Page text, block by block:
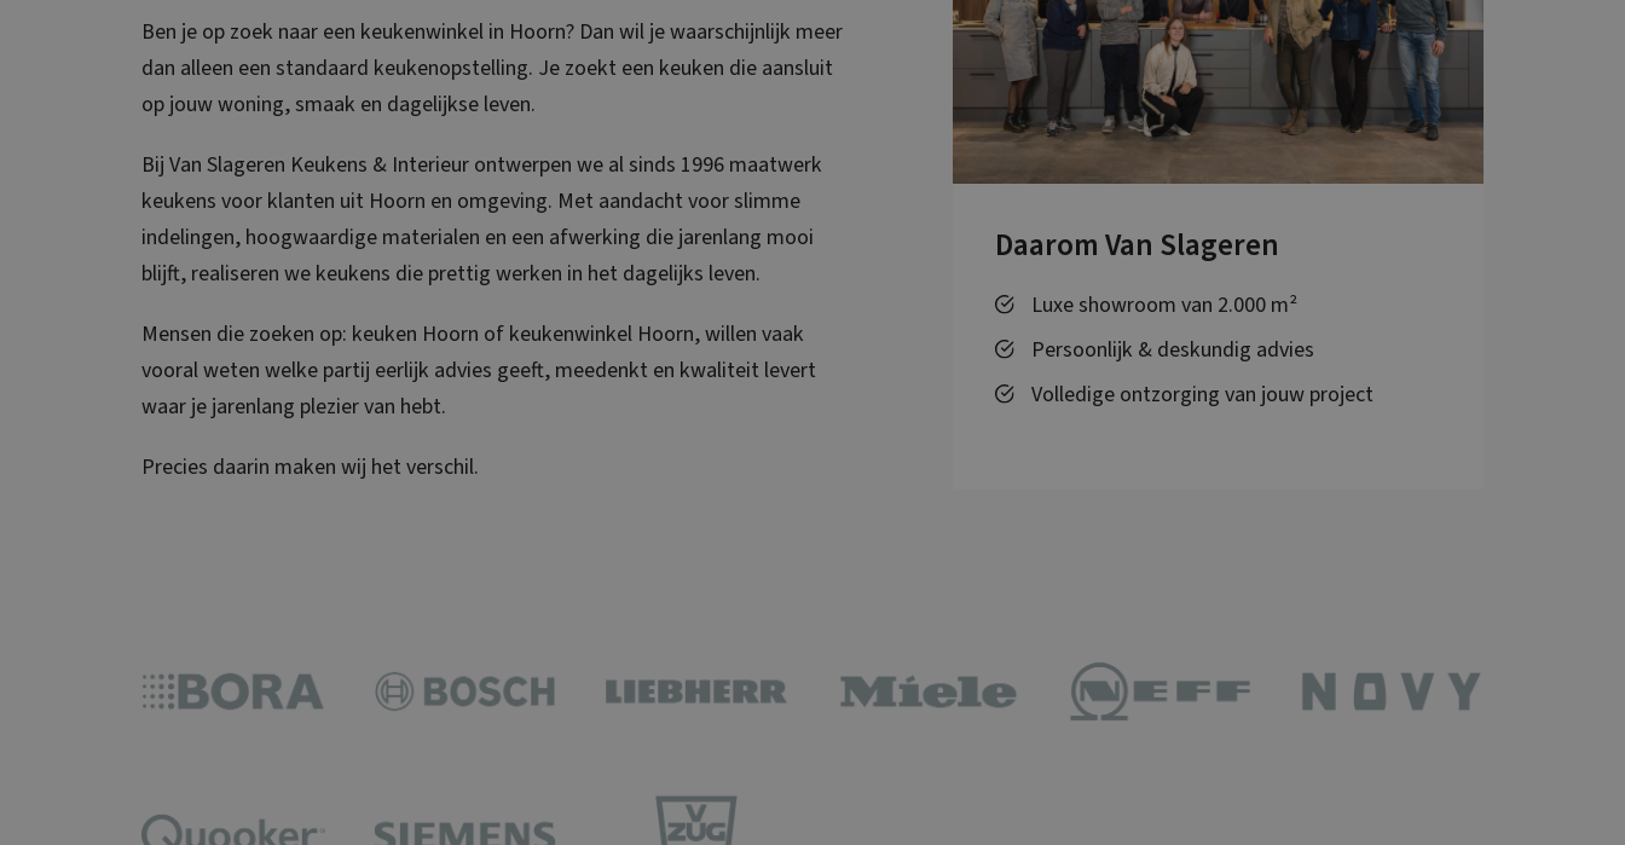
Ben je op zoek naar een keukenwinkel in Hoorn? Dan wil je waarschijnlijk meer
dan alleen een standaard keukenopstelling. Je zoekt een keuken die aansluit
op jouw woning, smaak en dagelijkse leven.
Bij Van Slageren Keukens & Interieur ontwerpen we al sinds 1996 maatwerk
keukens voor klanten uit Hoorn en omgeving. Met aandacht voor slimme
indelingen, hoogwaardige materialen en een afwerking die jarenlang mooi
blijft, realiseren we keukens die prettig werken in het dagelijks leven.
Mensen die zoeken op: keuken Hoorn of keukenwinkel Hoorn, willen vaak
vooral weten welke partij eerlijk advies geeft, meedenkt en kwaliteit levert
waar je jarenlang plezier van hebt.
Precies daarin maken wij het verschil.
Daarom Van Slageren
Luxe showroom van 2.000 m²
Persoonlijk & deskundig advies
Volledige ontzorging van jouw project